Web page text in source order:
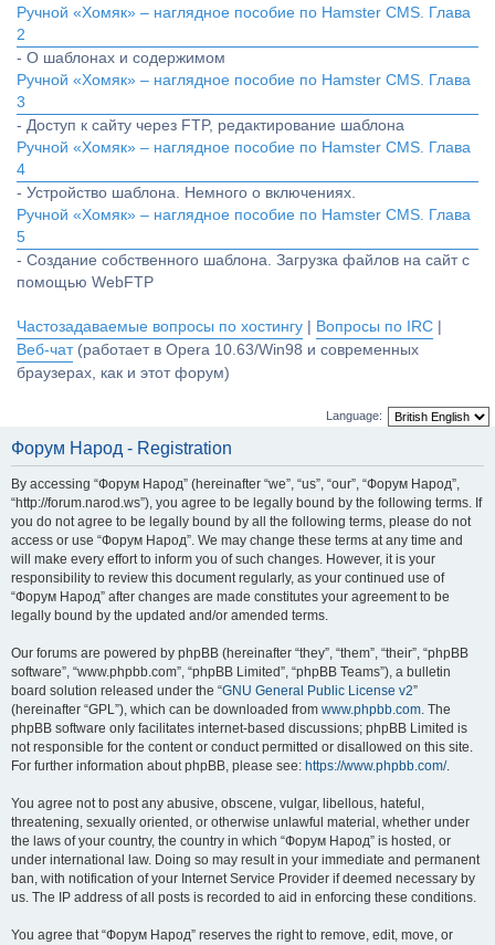
Ручной «Хомяк» – наглядное пособие по Hamster CMS. Глава
2
- О шаблонах и содержимом
Ручной «Хомяк» – наглядное пособие по Hamster CMS. Глава
3
- Доступ к сайту через FTP, редактирование шаблона
Ручной «Хомяк» – наглядное пособие по Hamster CMS. Глава
4
- Устройство шаблона. Немного о включениях.
Ручной «Хомяк» – наглядное пособие по Hamster CMS. Глава
5
- Создание собственного шаблона. Загрузка файлов на сайт с
помощью WebFTP
Частозадаваемые вопросы по хостингу Вопросы по IRC
Веб-чат(работает в Opera 10.63/Win98 и современных
браузерах, как и этот форум)
Language:
Форум Народ - Registration
By accessing “Форум Народ” (hereinafter “we”, “us”, “our”, “Форум Народ”,
“http://forum.narod.ws”), you agree to be legally bound by the following terms. If
you do not agree to be legally bound by all the following terms, please do not
access or use “Форум Народ”. We may change these terms at any time and
will make every effort to inform you of such changes. However, it is your
responsibility to review this document regularly, as your continued use of
“Форум Народ” after changes are made constitutes your agreement to be
legally bound by the updated and/or amended terms.
Our forums are powered by phpBB (hereinafter “they”, “them”, “their”, “phpBB
software”, “www.phpbb.com”, “phpBB Limited”, “phpBB Teams”), a bulletin
board solution released under the “GNU General Public License v2”
(hereinafter “GPL”), which can be downloaded from www.phpbb.com. The
phpBB software only facilitates internet-based discussions; phpBB Limited is
not responsible for the content or conduct permitted or disallowed on this site.
For further information about phpBB, please see: https://www.phpbb.com/.
You agree not to post any abusive, obscene, vulgar, libellous, hateful,
threatening, sexually oriented, or otherwise unlawful material, whether under
the laws of your country, the country in which “Форум Народ” is hosted, or
under international law. Doing so may result in your immediate and permanent
ban, with notification of your Internet Service Provider if deemed necessary by
us. The IP address of all posts is recorded to aid in enforcing these conditions.
You agree that “Форум Народ” reserves the right to remove, edit, move, or